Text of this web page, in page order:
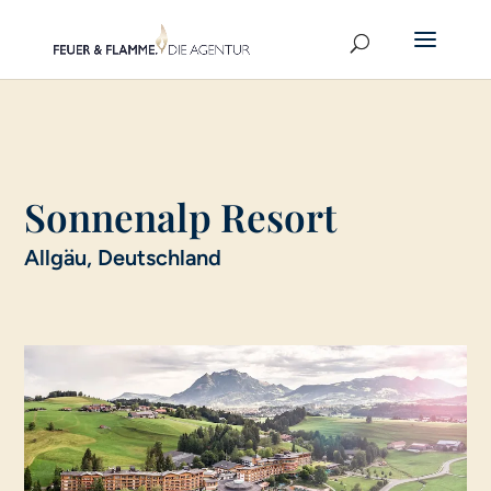
Sonnenalp Resort
Allgäu, Deutschland